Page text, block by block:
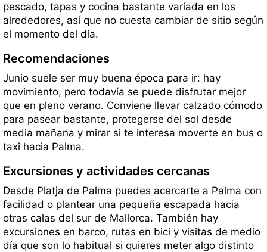
pescado, tapas y cocina bastante variada en los
alrededores, así que no cuesta cambiar de sitio según
el momento del día.
Recomendaciones
Junio suele ser muy buena época para ir: hay
movimiento, pero todavía se puede disfrutar mejor
que en pleno verano. Conviene llevar calzado cómodo
para pasear bastante, protegerse del sol desde
media mañana y mirar si te interesa moverte en bus o
taxi hacia Palma.
Excursiones y actividades cercanas
Desde Platja de Palma puedes acercarte a Palma con
facilidad o plantear una pequeña escapada hacia
otras calas del sur de Mallorca. También hay
excursiones en barco, rutas en bici y visitas de medio
día que son lo habitual si quieres meter algo distinto